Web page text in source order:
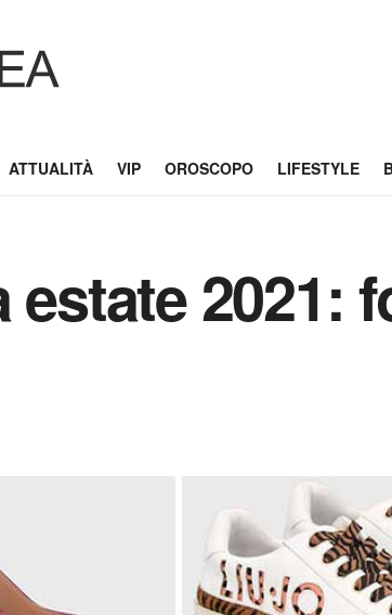
ATTUALITÀ VIP OROSCOPO LIFESTYLE
2021: